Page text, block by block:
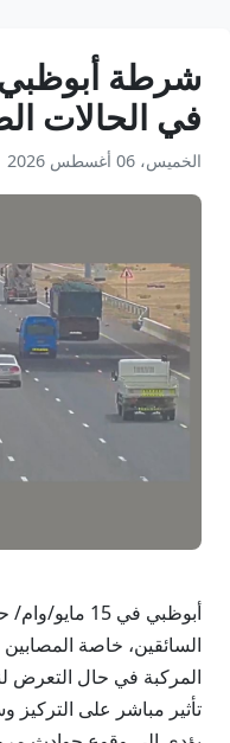
شرطة أبوظبي
في الحالات
الخميس، 06 أغسطس 2026
أبوظبي في 15
السائقين، خاصة
المركبة في حال التعرض
تأثير مباشر على التركيز